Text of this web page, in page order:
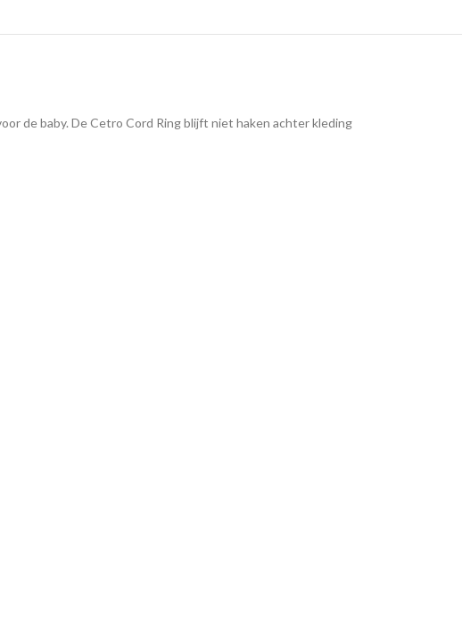
de baby. De Cetro Cord Ring blijft niet haken achter kleding